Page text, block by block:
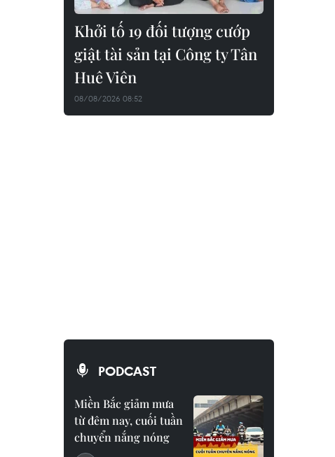
Khởi tố 19 đối tượng cướp
giật tài sản tại Công ty Tân
Huê Viên
08/08/2026 08:52
PODCAST
Miền Bắc giảm mưa
từ đêm nay, cuối tuần
chuyển nắng nóng